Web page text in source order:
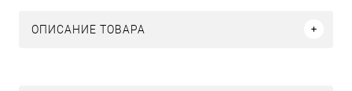
ОПИСАНИЕ ТОВАРА